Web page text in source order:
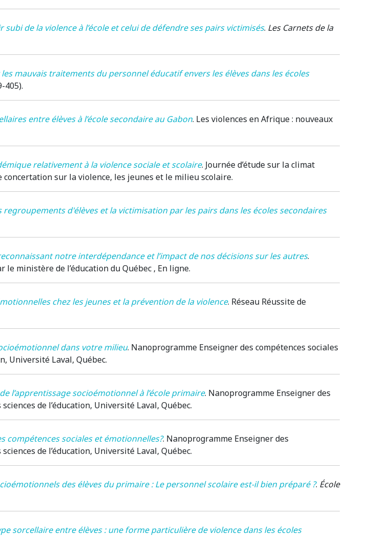
subi de la violence à l’école et celui de défendre ses pairs victimisés. Les Carnets de la
mauvais traitements du personnel éducatif envers les élèves dans les écoles
405).
entre élèves à l’école secondaire au Gabon. Les violences en Afrique : nouveaux
relativement à la violence sociale et scolaire. Journée d’étude sur la climat
sur la violence, les jeunes et le milieu scolaire.
regroupements d'élèves et la victimisation par les pairs dans les écoles secondaires
notre interdépendance et l’impact de nos décisions sur les autres.
ministère de l’éducation du Québec , En ligne.
chez les jeunes et la prévention de la violence. Réseau Réussite de
dans votre milieu. Nanoprogramme Enseigner des compétences sociales
Université Laval, Québec.
l’apprentissage socioémotionnel à l’école primaire. Nanoprogramme Enseigner des
de l’éducation, Université Laval, Québec.
compétences sociales et émotionnelles?. Nanoprogramme Enseigner des
de l’éducation, Université Laval, Québec.
des élèves du primaire : Le personnel scolaire est-il bien préparé ?. École
sorcellaire entre élèves : une forme particulière de violence dans les écoles